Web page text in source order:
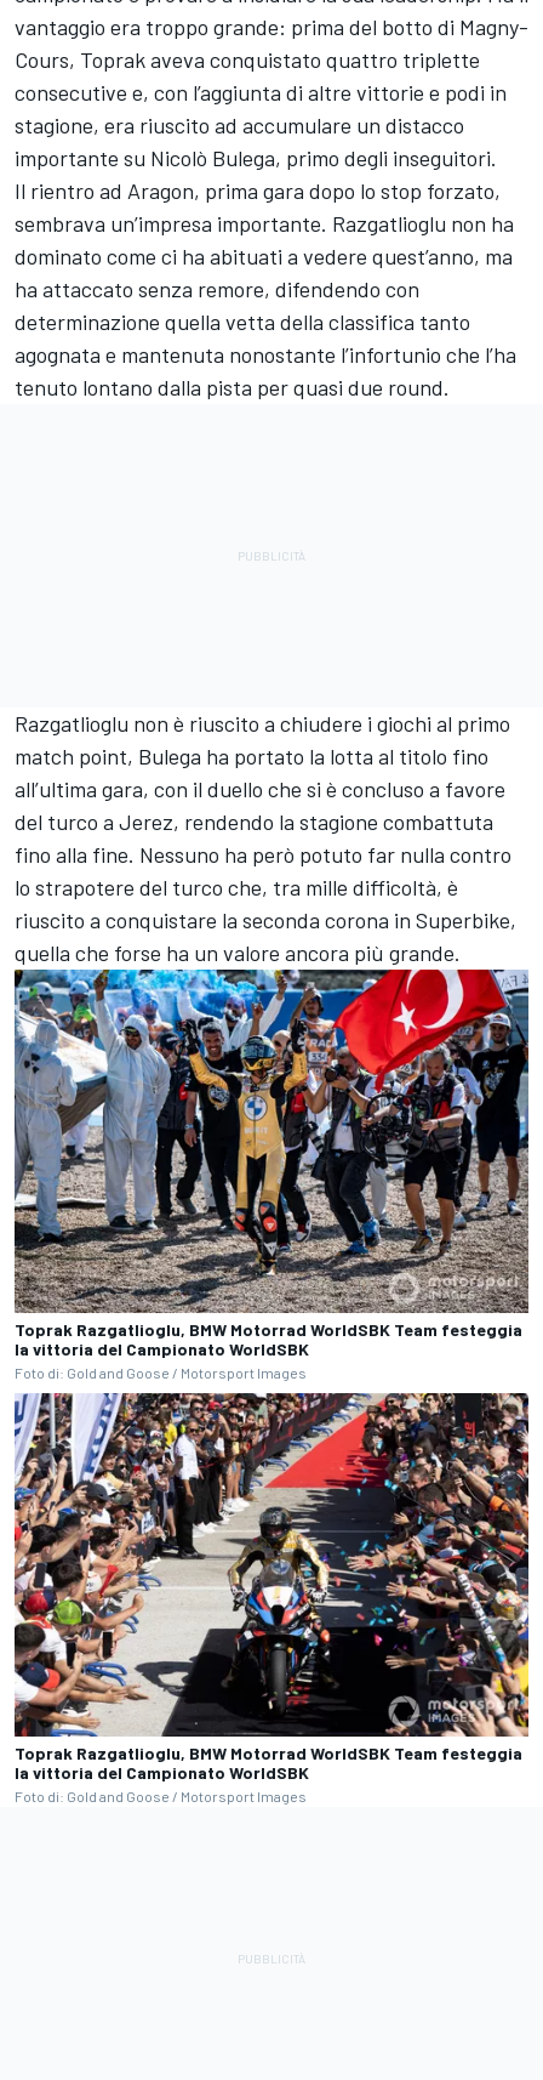
vantaggio era troppo grande: prima del botto di Magny-
Cours, Toprak aveva conquistato quattro triplette
consecutive e, con l’aggiunta di altre vittorie e podi in
stagione, era riuscito ad accumulare un distacco
importante su Nicolò Bulega, primo degli inseguitori.
Il rientro ad Aragon, prima gara dopo lo stop forzato,
sembrava un’impresa importante. Razgatlioglu non ha
dominato come ci ha abituati a vedere quest’anno, ma
ha attaccato senza remore, difendendo con
determinazione quella vetta della classifica tanto
agognata e mantenuta nonostante l’infortunio che l’ha
tenuto lontano dalla pista per quasi due round.
Razgatlioglu non è riuscito a chiudere i giochi al primo
match point, Bulega ha portato la lotta al titolo fino
all’ultima gara, con il duello che si è concluso a favore
del turco a Jerez, rendendo la stagione combattuta
fino alla fine. Nessuno ha però potuto far nulla contro
lo strapotere del turco che, tra mille difficoltà, è
riuscito a conquistare la seconda corona in Superbike,
quella che forse ha un valore ancora più grande.
Toprak Razgatlioglu, BMW Motorrad WorldSBK Team festeggia
la vittoria del Campionato WorldSBK
Foto di: Gold and Goose / Motorsport Images
Toprak Razgatlioglu, BMW Motorrad WorldSBK Team festeggia
la vittoria del Campionato WorldSBK
Foto di: Gold and Goose / Motorsport Images